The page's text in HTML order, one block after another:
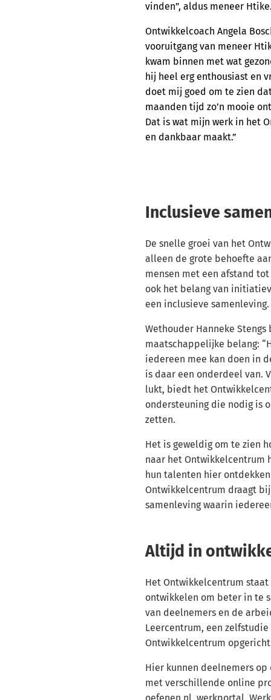
vinden”, aldus meneer
Ontwikkelcoach Angela
vooruitgang van meneer
kwam binnen met wat
hij heel erg enthousiast en
doet mij goed om te zien
maanden tijd zo’n mooie
Dat is wat mijn werk in het
en dankbaar maakt.”
Inclusieve
De snelle groei van het
alleen de grote behoefte
mensen met een afstand
ook het belang van
een inclusieve samenleving.
Wethouder Hanneke
maatschappelijke belang:
iedereen mee kan doen in
is daar een onderdeel van.
lukt, biedt het
ondersteuning die nodig is
zetten.
Het is geweldig om te zien
naar het Ontwikkelcentrum
hun talenten hier
Ontwikkelcentrum draagt
samenleving waarin
Altijd in
Het Ontwikkelcentrum
ontwikkelen om beter in te
van deelnemers en de
Leercentrum, een
Ontwikkelcentrum
Hier kunnen deelnemers
met verschillende online